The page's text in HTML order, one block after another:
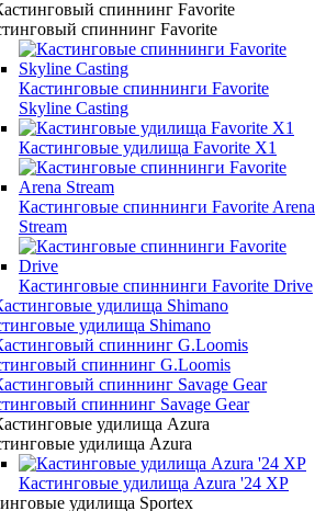
спиннинг Favorite
Кастинговые спиннинги Favorite
Skyline Casting
Кастинговые удилища Favorite X1
Кастинговые спиннинги Favorite Arena
Stream
Кастинговые спиннинги Favorite Drive
удилища Shimano
спиннинг G.Loomis
спиннинг Savage Gear
удилища Azura
Кастинговые удилища Azura '24 XP